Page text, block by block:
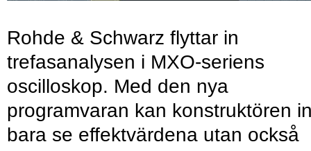
Rohde & Schwarz flyttar in
trefasanalysen i MXO-seriens
oscilloskop. Med den nya
programvaran kan konstruktören
bara se effektvärdena utan också